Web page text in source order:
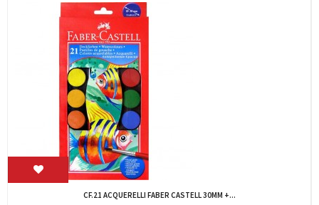
CF.21 ACQUERELLI FABER CASTELL 30MM +...